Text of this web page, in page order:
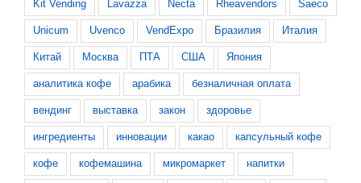
Kit Vending Lavazza Necta Rheavendors Saeco
Unicum Uvenco VendExpo Бразилия Италия
Китай Москва ПТА США Япония
аналитика кофе арабика безналичная оплата
вендинг выставка закон здоровье
ингредиенты инновации какао капсульный кофе
кофе кофемашина микромаркет напитки